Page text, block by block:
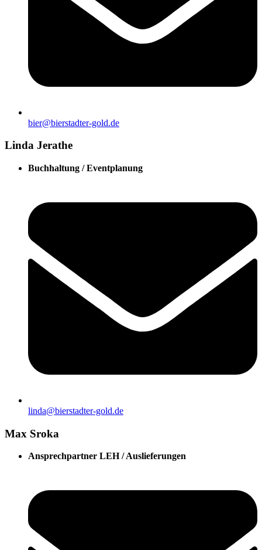
bier@bierstadter-gold.de
Linda Jerathe
Buchhaltung / Eventplanung
linda@bierstadter-gold.de
Max Sroka
Ansprechpartner LEH / Auslieferungen